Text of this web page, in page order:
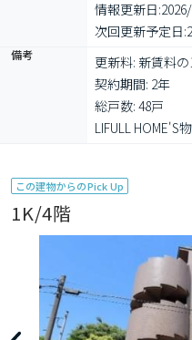
情報更新日:
次回更新予定日:
備考
更新料: 新賃料
契約期間: 2年
総戸数: 48戸
LIFULL HOME'S
この建物からのPick Up
1K/4階